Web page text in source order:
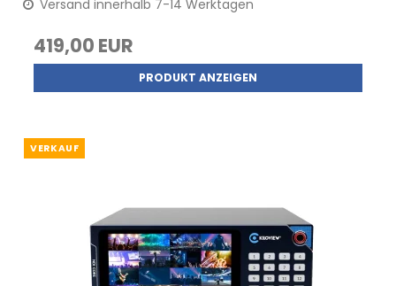
Versand innerhalb 7-14 Werktagen
419,00 EUR
PRODUKT ANZEIGEN
VERKAUF